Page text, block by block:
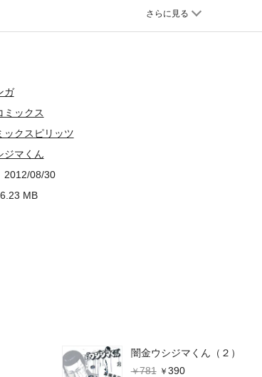
闇金ウシジマくん（２）
781
390
焦り始めた杏奈は、No．1である瑞樹の待機室へ乗り込み
ガ
ミックス
ックスピリッツ
ジマくん
2012/08/30
MB